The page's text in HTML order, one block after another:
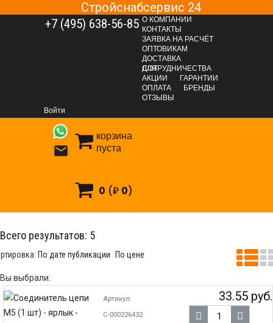
Стройснабсервис 24
+7 (495) 638-56-85 О КОМПАНИИ
КОНТАКТЫ
ЗАЯВКА НА РАСЧЁТ
ОПТОВИКАМ
ДОСТАВКА
ДЛЯ СОТРУДНИЧЕСТВА
АКЦИИ
ГАРАНТИИ
ОПЛАТА
БРЕНДЫ
ОТЗЫВЫ
Войти

корзина
пуста
0 (₽ 0)
Фасованный крепеж
Грузовой крепёж
Соединитель цепи (картонка)
цепи (картонка)
Всего результатов: 5
По дате публикации По цене
Вы выбрали:
Артикул:
С-000226432
33.55 руб.